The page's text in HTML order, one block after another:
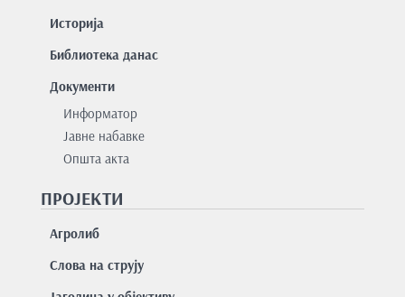
Историја
Библиотека данас
Документи
Информатор
Јавне набавке
Општа акта
ПРОЈЕКТИ
Агролиб
Слова на струју